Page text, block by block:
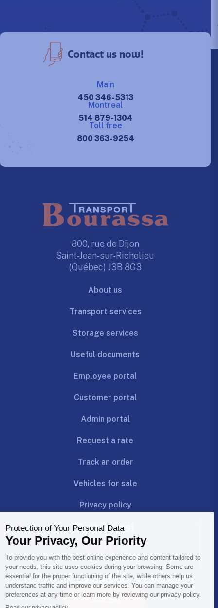
Contact us now!
Main
450 346-5313
Montreal
514 879-1304
Toll free
800 363-9254
800, rue de Dijon
Saint-Jean-sur-Richelieu
(Québec) J3B 8G3
About us
Transport services
Storage services
Useful documents
Employee portal
Customer portal
Admin portal
Request a rate
Track an order
Vehicles for sale
Privacy policy
Follow us!
Join us!
CAREERS